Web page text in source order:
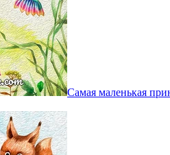
Самая маленькая